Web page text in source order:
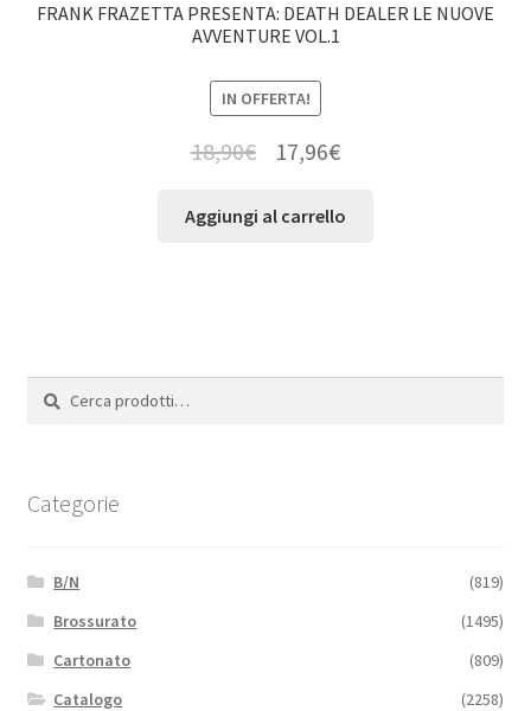
FRANK FRAZETTA PRESENTA: DEATH DEALER LE NUOVE
AVVENTURE VOL.1
IN OFFERTA!
18,90€ 17,96€
Aggiungi al carrello
Cerca:
Cerca
Categorie
B/N
(819)
Brossurato
(1495)
Cartonato
(809)
Catalogo
(2258)